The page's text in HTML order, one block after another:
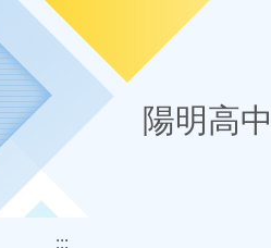
陽明高
:::